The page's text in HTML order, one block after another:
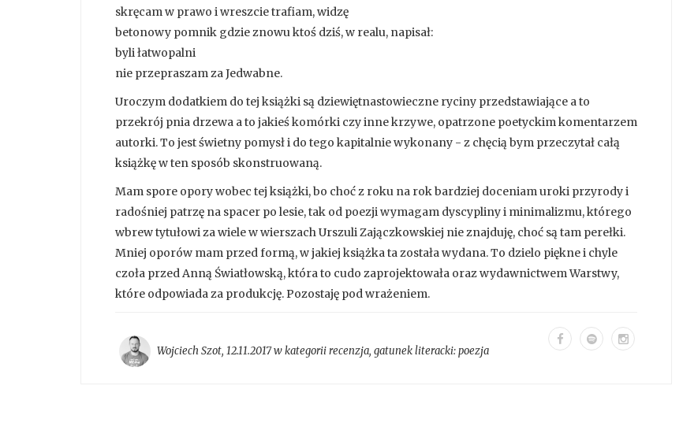
skręcam w prawo i wreszcie trafiam, widzę
betonowy pomnik gdzie znowu ktoś dziś, w realu, napisał:
byli łatwopalni
nie przepraszam za Jedwabne.
Uroczym dodatkiem do tej książki są dziewiętnastowieczne ryciny przedstawiające a to
przekrój pnia drzewa a to jakieś komórki czy inne krzywe, opatrzone poetyckim komentarzem
autorki. To jest świetny pomysł i do tego kapitalnie wykonany - z chęcią bym przeczytał całą
książkę w ten sposób skonstruowaną.
Mam spore opory wobec tej książki, bo choć z roku na rok bardziej doceniam uroki przyrody i
radośniej patrzę na spacer po lesie, tak od poezji wymagam dyscypliny i minimalizmu, którego
wbrew tytułowi za wiele w wierszach Urszuli Zajączkowskiej nie znajduję, choć są tam perełki.
Mniej oporów mam przed formą, w jakiej książka ta została wydana. To dzielo piękne i chyle
czoła przed Anną Światłowską, która to cudo zaprojektowała oraz wydawnictwem Warstwy,
które odpowiada za produkcję. Pozostaję pod wrażeniem.
Wojciech Szot, 12.11.2017 w kategoriirecenzja, gatunek literacki:poezja